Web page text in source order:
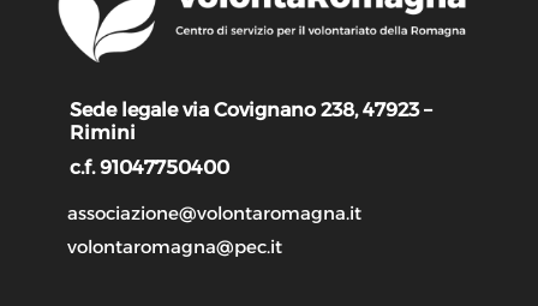
Sede legale via Covignano 238, 47923 –
Rimini
c.f. 91047750400
associazione@volontaromagna.it
volontaromagna@pec.it